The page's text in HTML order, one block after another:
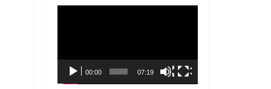
00:00 07:19